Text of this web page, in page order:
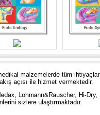
malzemelerde tüm
açısı ile hizmet vermektedir.
Lohmann&Rauscher, Hi-
sizlere ulaştırmaktadır.